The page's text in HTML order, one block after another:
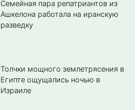
Семейная пара репатриантов из
Ашкелона работала на иранскую
разведку
Толчки мощного землетрясения в
Египте ощущались ночью в
Израиле